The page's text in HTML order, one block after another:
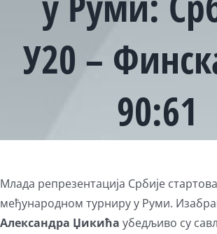
У20 –
90:61
Млада репрезентација Србије
међународном турниру у Руми.
Александра Џикића убедљиво су